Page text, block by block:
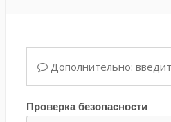
Дополнительно:
Проверка безопасности